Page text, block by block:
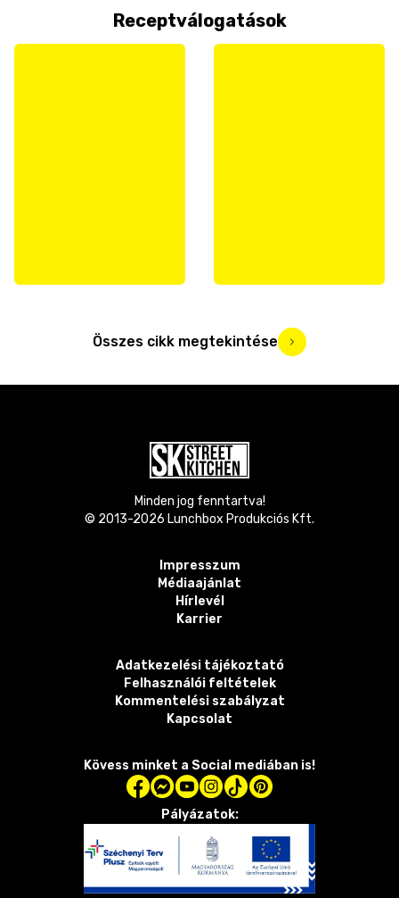
Receptválogatások
Összes cikk megtekintése
Minden jog fenntartva!
© 2013-2026 Lunchbox Produkciós Kft.
Impresszum
Médiaajánlat
Hírlevél
Karrier
Adatkezelési tájékoztató
Felhasználói feltételek
Kommentelési szabályzat
Kapcsolat
Kövess minket a Social mediában is!
Pályázatok: